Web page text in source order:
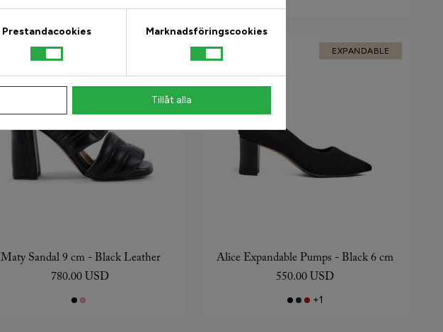
Prestandacookies Marknadsföringscookies
Tillåt alla
Maty Sandal 9 cm - Black Leather
780.00 USD
EXPANDABLE
Alice Expandable Pumps - Black 6 cm
550.00 USD
+1